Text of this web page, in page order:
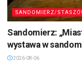
SANDOMIERZ/
Sandomierz:
wystawa w
2026-08-06